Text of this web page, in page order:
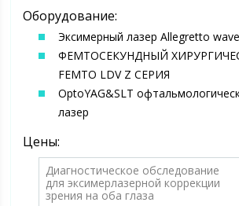
Оборудование:
Эксимерный лазер Allegretto wave
ФЕМТОСЕКУНДНЫЙ
FEMTO LDV Z СЕРИЯ
OptoYAG&SLT
лазер
Цены:
Диагностическое обследование
для эксимерлазерной коррекции
зрения на оба глаза